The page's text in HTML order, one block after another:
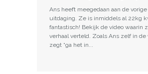
Ans heeft meegedaan aan de
uitdaging. Ze is inmiddels al 22kg
fantastisch! Bekijk de video waarin
verhaal verteld. Zoals Ans zelf in de
zegt “ga het in...